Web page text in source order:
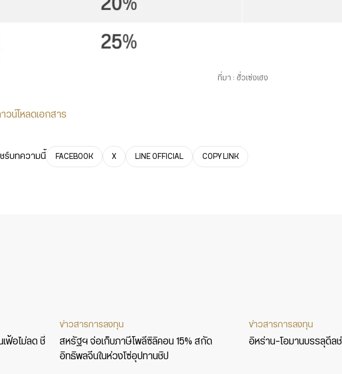
ที่มา : ฮั่วเซ่งเฮง
วน์โหลดเอกสาร
ร์บทความนี้ FACEBOOK X LINE OFFICIAL COPY LINK
ฟ้อไม่ลด ชี้
ข่าวสารการลงทุน
สหรัฐฯ จ่อเก็บภาษีโพลีซิลิคอน 15% สกัด
อิทธิพลจีนในห่วงโซ่อุปทานชิป
ข่าวสารการลงทุน
อิหร่าน-โอมานบรรลุดีล